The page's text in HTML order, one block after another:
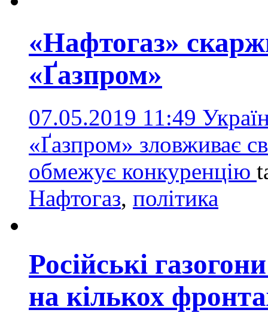
«Нафтогаз»
«Ґазпром»
07.05.2019 11:49
«Ґазпром» зловживає
обмежує конкуренцію
Нафтогаз, політика
Російські
на кількох